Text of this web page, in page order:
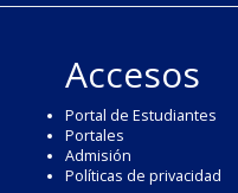
Accesos
Portal de Estudiantes
Portales
Admisión
Políticas de privacidad